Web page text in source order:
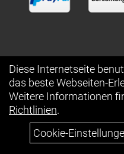
Diese Internetseite
das beste Webseiten-
Weitere Informationen
Richtlinien.
Cookie-